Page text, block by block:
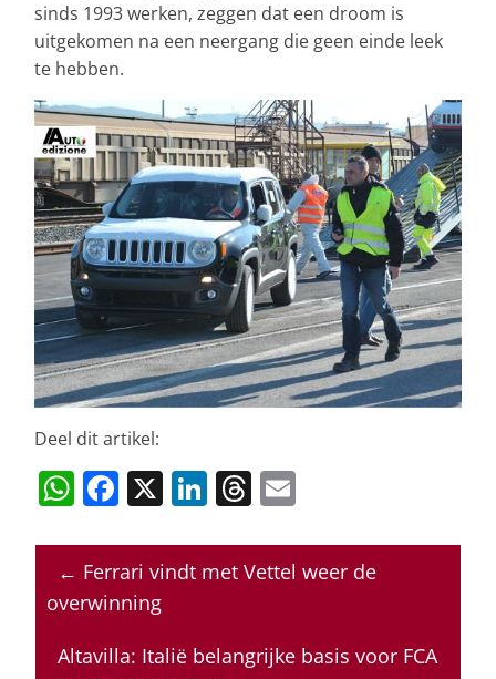
sinds 1993 werken, zeggen dat een droom is
uitgekomen na een neergang die geen einde leek
te hebben.
Deel dit artikel:
W
at
s
p
F
c
e
o
X Li
k
e
n
T
re
a
s
ai
← Ferrari vindt met Vettel weer de
overwinning
Altavilla: Italië belangrijke basis voor FCA